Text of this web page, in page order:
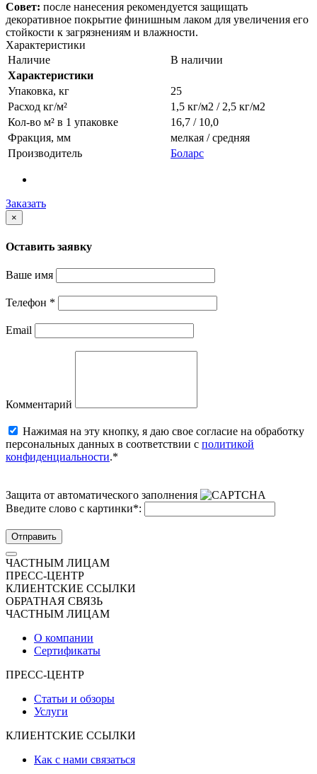
Совет: после нанесения рекомендуется защищать
декоративное покрытие финишным лаком для увеличения его
стойкости к загрязнениям и влажности.
Характеристики
Наличие
В наличии
Характеристики
Упаковка, кг
25
Расход кг/м²
1,5 кг/м2 / 2,5 кг/м2
Кол-во м² в 1 упаковке
16,7 / 10,0
Фракция, мм
мелкая / средняя
Производитель
Боларс
Заказать
×
Оставить заявку
Ваше имя
Телефон *
Email
Комментарий
Нажимая на эту кнопку, я даю свое согласие на обработку
персональных данных в соответствии с политикой
конфиденциальности.*
Защита от автоматического заполнения
Введите слово с картинки*:
Отправить
ЧАСТНЫМ ЛИЦАМ
ПРЕСС-ЦЕНТР
КЛИЕНТСКИЕ ССЫЛКИ
ОБРАТНАЯ СВЯЗЬ
ЧАСТНЫМ ЛИЦАМ
О компании
Сертификаты
ПРЕСС-ЦЕНТР
Статьи и обзоры
Услуги
КЛИЕНТСКИЕ ССЫЛКИ
Как с нами связаться